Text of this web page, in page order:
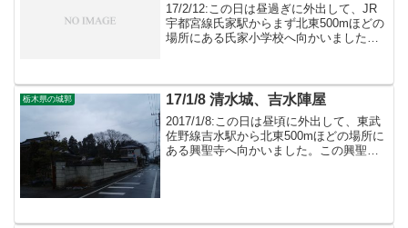
17/2/12:この日は昼過ぎに外出して、JR
宇都宮線氏家駅からまず北東500mほどの
場所にある氏家小学校へ向かいました。
す。
栃木県の城郭 17/1/8 清水城、吉水陣屋
2017/1/8:この日は昼頃に外出して、東武
佐野線吉水駅から北東500mほどの場所に
ある興聖寺へ向かいました。この興聖寺